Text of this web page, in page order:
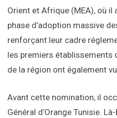
Orient et Afrique (MEA), où
phase d’adoption massive
renforçant leur cadre
les premiers établissements
de la région ont également
Avant cette nomination, il
Général d’Orange Tunisie.